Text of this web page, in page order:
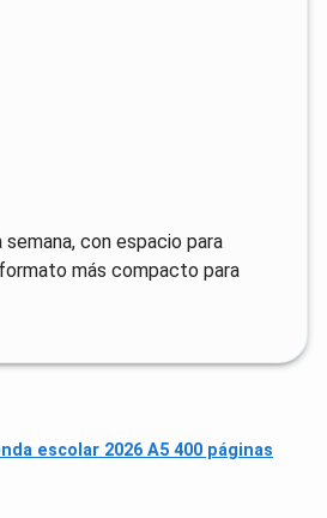
con espacio para
más compacto para
escolar 2026 A5 400 páginas